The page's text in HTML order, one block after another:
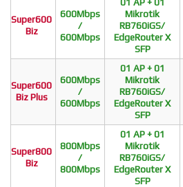
Super600
Biz
600Mbps
/
600Mbps
Mikrotik
RB760iGS/
EdgeRouter X
SFP
Super600
Biz Plus
600Mbps
/
600Mbps
01 AP + 01
Mikrotik
RB760iGS/
EdgeRouter X
SFP
Super800
Biz
800Mbps
/
800Mbps
01 AP + 01
Mikrotik
RB760iGS/
EdgeRouter X
SFP